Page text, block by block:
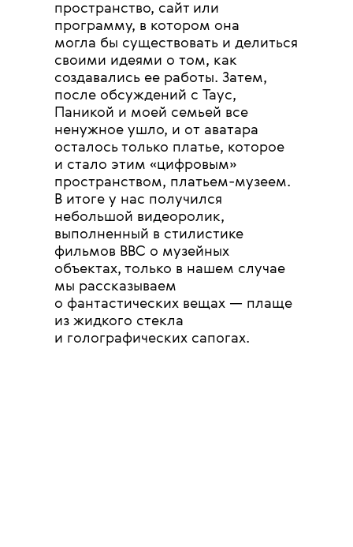
пространство, сайт или
программу, в котором она
могла бы существовать и делиться
своими идеями о том, как
создавались ее работы. Затем,
после обсуждений с Таус,
Паникой и моей семьей все
ненужное ушло, и от аватара
осталось только платье, которое
и стало этим «цифровым»
пространством, платьем-музеем.
В итоге у нас получился
небольшой видеоролик,
выполненный в стилистике
фильмов BBC о музейных
объектах, только в нашем случае
мы рассказываем
о фантастических вещах — плаще
из жидкого стекла
и голографических сапогах.